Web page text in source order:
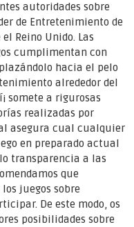
autoridades sobre
de Entretenimiento de
Reino Unido. Las
cumplimentan con
hacia el pelo
alrededor del
somete a rigurosas
realizadas por
asegura cual cualquier
en preparado actual
transparencia a las
que
juegos sobre
De este modo, os
posibilidades sobre